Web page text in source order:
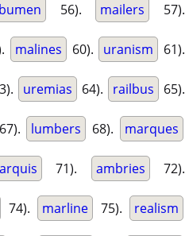
56). mailers 57).
malines 60). uranism 61).
uremias 64). railbus 65).
67). lumbers 68). marques
71). ambries 72).
74). marline 75). realism